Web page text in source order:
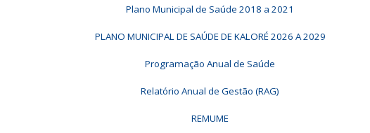
Plano Municipal de Saúde 2018 a 2021
PLANO MUNICIPAL DE SAÚDE DE KALORÉ 2026 A 2029
Programação Anual de Saúde
Relatório Anual de Gestão (RAG)
REMUME